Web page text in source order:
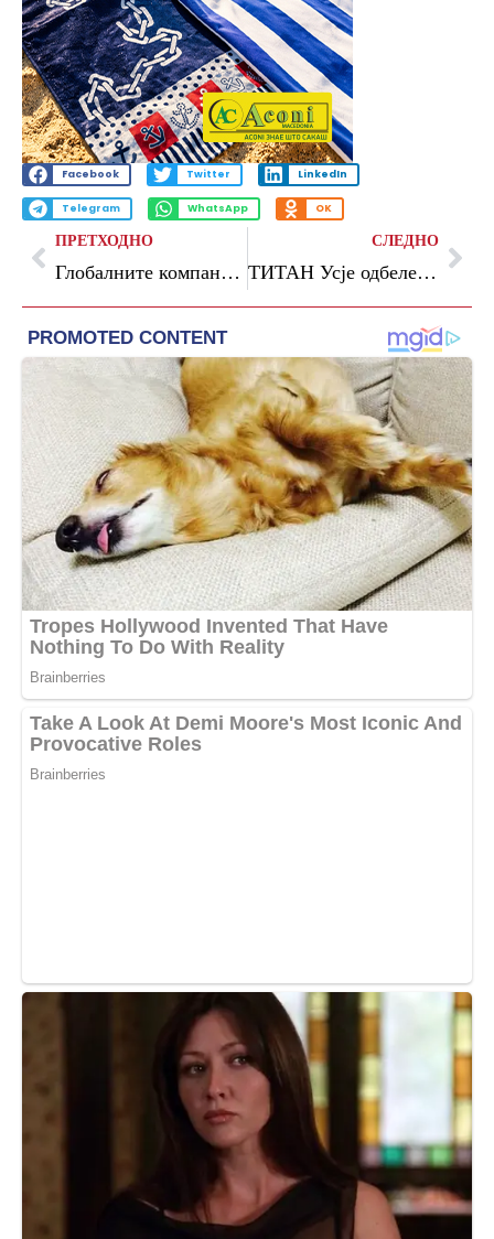
Facebook Twitter LinkedIn
Telegram WhatsApp OK
ПРЕТХОДНО
Глобалните компании губат милијарди поради војната со Иран, авиокомпаниите најтешко погодени
СЛЕДНО
ТИТАН Усје одбележа две години од „Иноваториум“ – едукативен центар за развој на дигитални и инженерски вештини кај младите